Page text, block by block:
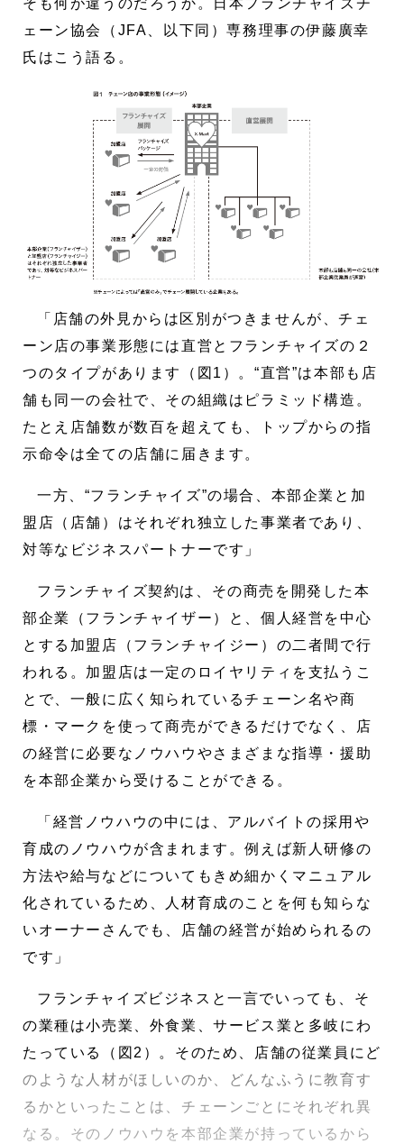
ェーン協会（JFA、以下同）専務理事の伊藤廣幸
氏はこう語る。
「店舗の外見からは区別がつきませんが、チェ
ーン店の事業形態には直営とフランチャイズの２
つのタイプがあります（図1）。“直営”は本部も店
舗も同一の会社で、その組織はピラミッド構造。
たとえ店舗数が数百を超えても、トップからの指
示命令は全ての店舗に届きます。
一方、“フランチャイズ”の場合、本部企業と加
盟店（店舗）はそれぞれ独立した事業者であり、
対等なビジネスパートナーです」
フランチャイズ契約は、その商売を開発した本
部企業（フランチャイザー）と、個人経営を中心
とする加盟店（フランチャイジー）の二者間で行
われる。加盟店は一定のロイヤリティを支払うこ
とで、一般に広く知られているチェーン名や商
標・マークを使って商売ができるだけでなく、店
の経営に必要なノウハウやさまざまな指導・援助
を本部企業から受けることができる。
「経営ノウハウの中には、アルバイトの採用や
育成のノウハウが含まれます。例えば新人研修の
方法や給与などについてもきめ細かくマニュアル
化されているため、人材育成のことを何も知らな
いオーナーさんでも、店舗の経営が始められるの
です」
フランチャイズビジネスと一言でいっても、そ
の業種は小売業、外食業、サービス業と多岐にわ
たっている（図2）。そのため、店舗の従業員にど
のような人材がほしいのか、どんなふうに教育す
るかといったことは、チェーンごとにそれぞれ異
なる。そのノウハウを本部企業が持っているから